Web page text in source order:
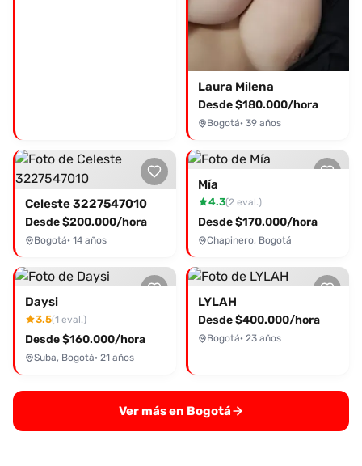
Laura Milena
Desde $180.000/hora
Bogotá· 39 años
Celeste 3227547010
Desde $200.000/hora
Bogotá· 14 años
Mía
4.3(2 eval.)
Desde $170.000/hora
Chapinero, Bogotá
Daysi
3.5(1 eval.)
Desde $160.000/hora
Suba, Bogotá· 21 años
LYLAH
Desde $400.000/hora
Bogotá· 23 años
Ver más en Bogotá